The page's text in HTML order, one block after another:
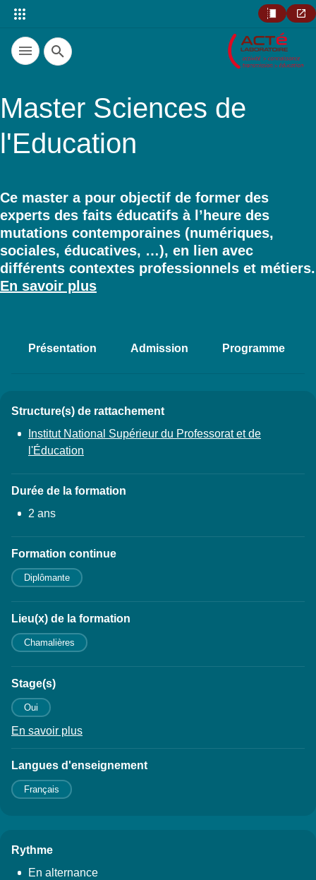
Recherche
Master Sciences de
l'Education
Résumé
Ce master a pour objectif de former des
experts des faits éducatifs à l’heure des
mutations contemporaines (numériques,
sociales, éducatives, …), en lien avec
différents contextes professionnels et métiers.
En savoir plus
Accéder aux sections de la
Présentation Admission Programme
Détails
Structure(s) de rattachement
Institut National Supérieur du Professorat et de
l'Éducation
Durée de la formation
2 ans
Formation continue
Diplômante
Lieu(x) de la formation
Chamalières
Stage(s)
Oui
En savoir plus
Langues d'enseignement
Français
Rythme
En alternance